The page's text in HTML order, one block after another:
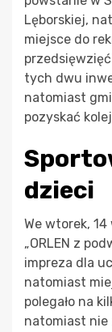
Lęborskiej,
miejsce do
tych dwu
natomiast
pozyskać
dzieci
We wtorek,
„ORLEN z
impreza dla
natomiast
polegało na
natomiast nie